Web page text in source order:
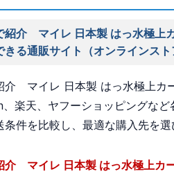
紹介 マイレ 日本製 はっ水極上
る通販サイト（オンラインスト
介 マイレ 日本製 はっ水極上カ
楽天、ヤフーショッピングな
件を比較し、最適な購入先を選
介 マイレ 日本製 はっ水極上カ